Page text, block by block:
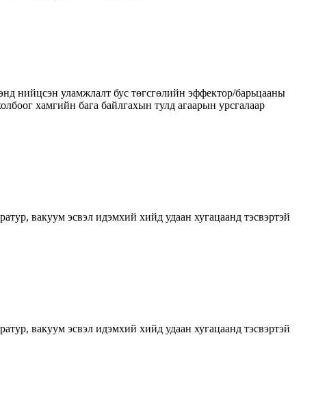
нийцсэн уламжлалт бус төгсгөлийн эффектор/барьцааны
хамгийн бага байлгахын тулд агаарын урсгалаар
вакуум эсвэл идэмхий хийд удаан хугацаанд тэсвэртэй
вакуум эсвэл идэмхий хийд удаан хугацаанд тэсвэртэй